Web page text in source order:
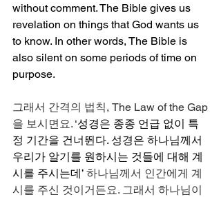
without comment. The Bible gives us
revelation on things that God wants us
to know. In other words, The Bible is
also silent on some periods of time on
purpose.
그래서 간격의 법칙, The Law of the Gap
을 보시면요. ‘성경은 종종 언급 없이 특
정 기간을 건너뛴다. 성경은 하나님께서
우리가 알기를 원하시는 것들에 대해 계
시를 주시는데’ 하나님께서 인간에게 계
시를 주신 것이거든요. 그래서 하나님이